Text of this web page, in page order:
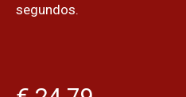
segundos.